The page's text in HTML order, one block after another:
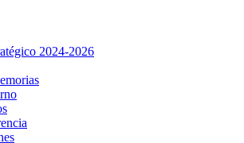
2024-2026